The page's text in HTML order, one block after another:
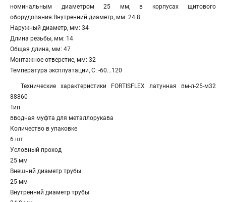
номинальным диаметром 25 мм, в корпусах щитового
оборудования.Внутренний диаметр, мм: 24.8
Наружный диаметр, мм: 34
Длина резьбы, мм: 14
Общая длина, мм: 47
Монтажное отверстие, мм: 32
Температура эксплуатации, С: -60...120
Технические характеристики FORTISFLEX латунная вм-л-25-м32
88860
Тип
вводная муфта для металлорукава
Количество в упаковке
6 шт
Условный проход
25 мм
Внешний диаметр трубы
25 мм
Внутренний диаметр трубы